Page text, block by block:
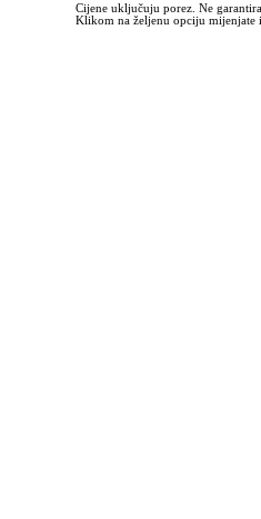
Cijene uključuju porez. Ne
Klikom na željenu opciju mijenjate